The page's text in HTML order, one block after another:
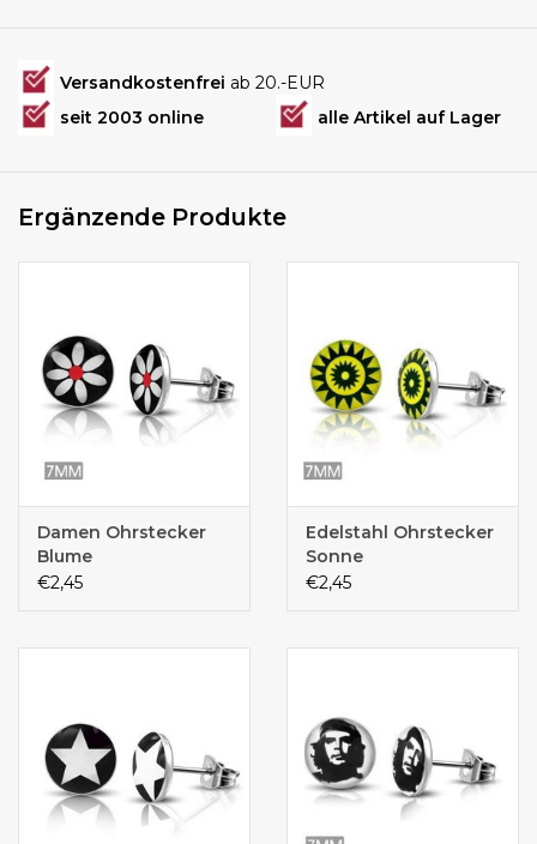
Versandkostenfrei ab 20.-EUR
seit 2003 online
alle Artikel auf Lager
Ergänzende Produkte
Damen Ohrstecker
Blume
€2,45
Edelstahl Ohrstecker
Sonne
€2,45